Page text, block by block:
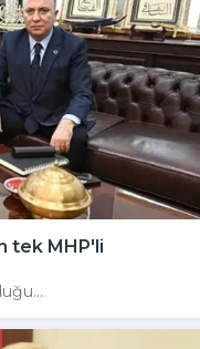
tek MHP'li